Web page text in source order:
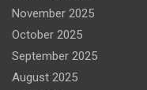
November 2025
October 2025
September 2025
August 2025